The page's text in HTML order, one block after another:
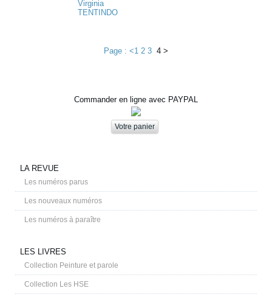
Virginia
TENTINDO
Page : <1 2 3 4 >
Commander en ligne avec PAYPAL
LA REVUE
Les numéros parus
Les nouveaux numéros
Les numéros à paraître
LES LIVRES
Collection Peinture et parole
Collection Les HSE